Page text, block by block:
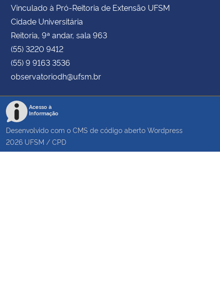
Vinculado à Pró-Reitoria de Extensão UFSM
Cidade Universitária
Reitoria, 9ª andar, sala 963
(55) 3220 9412
(55) 9 9163 3536
observatoriodh@ufsm.br
Acesso à
Informação
Desenvolvido com o CMS de código aberto Wordpress
2026 UFSM / CPD